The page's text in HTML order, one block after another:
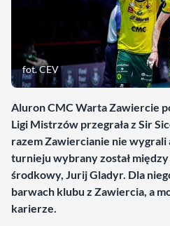
fot. CEV
Aluron CMC Warta Zawiercie
Ligi Mistrzów przegrała z Sir
razem Zawiercianie nie wygrali
turnieju wybrany został
środkowy, Jurij Gladyr. Dla
barwach klubu z Zawiercia, a
karierze.